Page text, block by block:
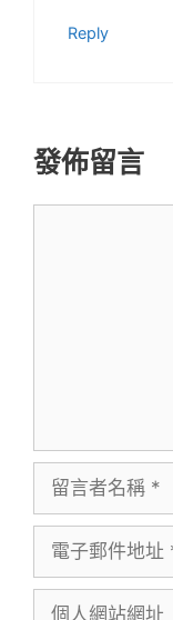
Reply
發佈留言
言
名
子